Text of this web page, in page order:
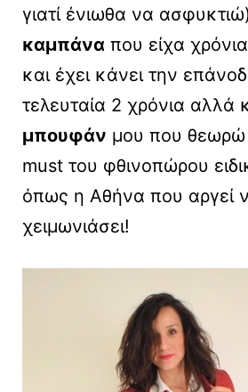
γιατί ένιωθα να
καμπάνα που είχα
και έχει κάνει την
τελευταία 2 χρόνια αλλά
μπουφάν μου που θεωρώ
must του φθινοπώρου
όπως η Αθήνα που αργεί
χειμωνιάσει!